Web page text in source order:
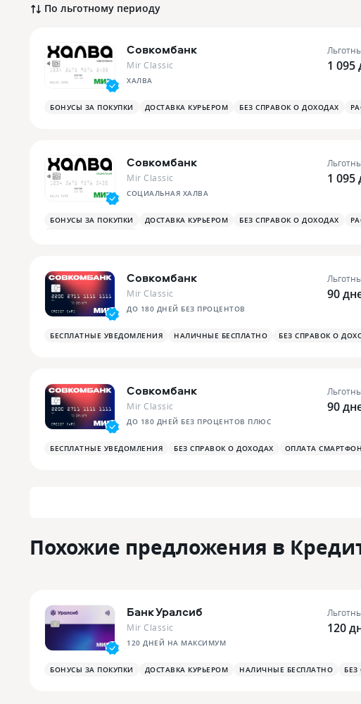
По льготному периоду
Совкомбанк
Mir Classic
ХАЛВА
1 095
БОНУСЫ ЗА ПОКУПКИ ДОСТАВКА КУРЬЕРОМ БЕЗ СПРАВОК О ДОХОДАХ
Совкомбанк
Mir Classic
СОЦИАЛЬНАЯ ХАЛВА
1 095
БОНУСЫ ЗА ПОКУПКИ ДОСТАВКА КУРЬЕРОМ БЕЗ СПРАВОК О ДОХОДАХ
Совкомбанк
Mir Classic
ДО 180 ДНЕЙ БЕЗ ПРОЦЕНТОВ
90
БЕСПЛАТНЫЕ УВЕДОМЛЕНИЯ НАЛИЧНЫЕ БЕСПЛАТНО БЕЗ СПРАВОК О
Совкомбанк
Mir Classic
ДО 180 ДНЕЙ БЕЗ ПРОЦЕНТОВ ПЛЮС
90
БЕСПЛАТНЫЕ УВЕДОМЛЕНИЯ БЕЗ СПРАВОК О ДОХОДАХ ОПЛАТА
Похожие предложения в
Банк Уралсиб
Mir Classic
120 ДНЕЙ НА МАКСИМУМ
120
БОНУСЫ ЗА ПОКУПКИ ДОСТАВКА КУРЬЕРОМ НАЛИЧНЫЕ БЕСПЛАТНО